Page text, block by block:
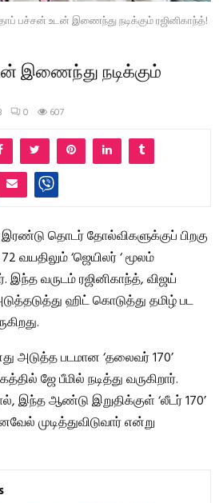
பச்சன் உடன் இணைந்து நடிக்கும் ரஜினிகாந்த்!
இணைந்து நடிக்கும்
0 607
தொடர் தோல்விகளுக்குப் பிறகு
வயதிலும் ‘ஜெயிலர் ‘ மூலம்
இந்த வருடம் ரஜினிகாந்த், விஜய்
ஹிட் கொடுத்து தமிழ் பட
அடுத்த படமான ‘தலைவர் 170’
ஜே பீமில் நடித்து வருகிறார்.
இந்த ஆண்டு இறுதிக்குள் ‘லீடர் 170’
முடித்துவிடுவார் என்று